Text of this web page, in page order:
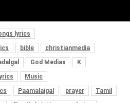
lyrics
bible
christianmedia
God Medias
K
Music
Paamalaigal prayer
Tamil